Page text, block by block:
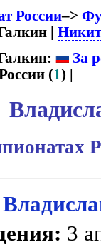
России–>
|
За
(1) |
3